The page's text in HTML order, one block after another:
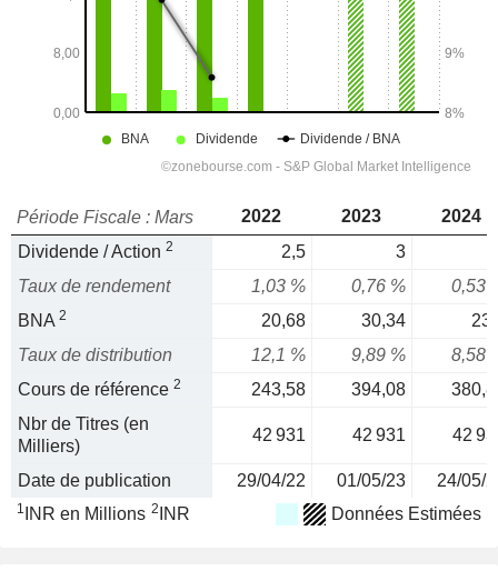
Période Fiscale : Mars 2022 2023
2024
Dividende / Action 2 2,5 3
Taux de rendement
1,03 % 0,76 %
0,53
BNA 2 20,68 30,34
Taux de distribution
12,1 % 9,89 %
8,58
Cours de référence 2 243,58 394,08
Nbr de Titres (en
Milliers)
42 931 42 931 42
Date de publication 29/04/22 01/05/23 24/05/
1 INR en Millions 2 INR Données Estimées